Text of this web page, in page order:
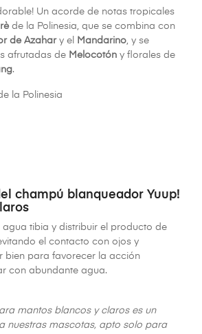
Un acorde de notas tropicales
de la Polinesia, que se combina con
de Azahary el Mandarino, y se
afrutadas de Melocotón y florales de
.
la Polinesia
champú blanqueador Yuup!
agua tibia y distribuir el producto de
el contacto con ojos y
bien para favorecer la acción
con abundante agua.
mantos blancos y claros es un
nuestras mascotas, apto solo para